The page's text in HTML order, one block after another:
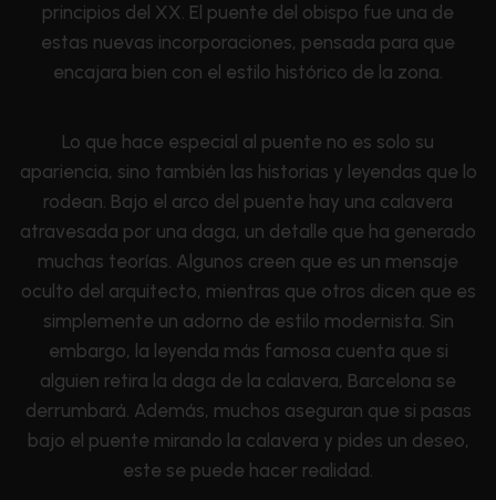
principios del XX. El puente del obispo fue una de
estas nuevas incorporaciones, pensada para que
encajara bien con el estilo histórico de la zona.
Lo que hace especial al puente no es solo su
apariencia, sino también las historias y leyendas que lo
rodean. Bajo el arco del puente hay una calavera
atravesada por una daga, un detalle que ha generado
muchas teorías. Algunos creen que es un mensaje
oculto del arquitecto, mientras que otros dicen que es
simplemente un adorno de estilo modernista. Sin
embargo, la leyenda más famosa cuenta que si
alguien retira la daga de la calavera, Barcelona se
derrumbará. Además, muchos aseguran que si pasas
bajo el puente mirando la calavera y pides un deseo,
este se puede hacer realidad.